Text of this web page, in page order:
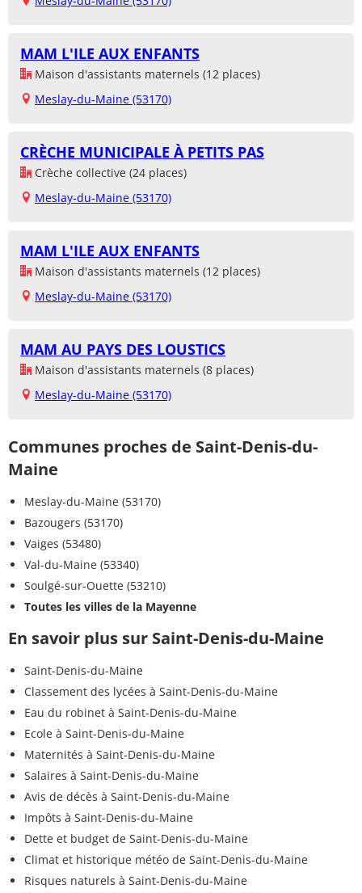
MAM L'ILE AUX ENFANTS
Maison d'assistants maternels (12 places)
Meslay-du-Maine (53170)
CRÈCHE MUNICIPALE À PETITS PAS
Crèche collective (24 places)
Meslay-du-Maine (53170)
MAM L'ILE AUX ENFANTS
Maison d'assistants maternels (12 places)
Meslay-du-Maine (53170)
MAM AU PAYS DES LOUSTICS
Maison d'assistants maternels (8 places)
Meslay-du-Maine (53170)
Communes proches de Saint-Denis-du-
Maine
Meslay-du-Maine (53170)
Bazougers (53170)
Vaiges (53480)
Val-du-Maine (53340)
Soulgé-sur-Ouette (53210)
Toutes les villes de la Mayenne
En savoir plus sur Saint-Denis-du-Maine
Saint-Denis-du-Maine
Classement des lycées à Saint-Denis-du-Maine
Eau du robinet à Saint-Denis-du-Maine
Ecole à Saint-Denis-du-Maine
Maternités à Saint-Denis-du-Maine
Salaires à Saint-Denis-du-Maine
Avis de décès à Saint-Denis-du-Maine
Impôts à Saint-Denis-du-Maine
Dette et budget de Saint-Denis-du-Maine
Climat et historique météo de Saint-Denis-du-Maine
Risques naturels à Saint-Denis-du-Maine